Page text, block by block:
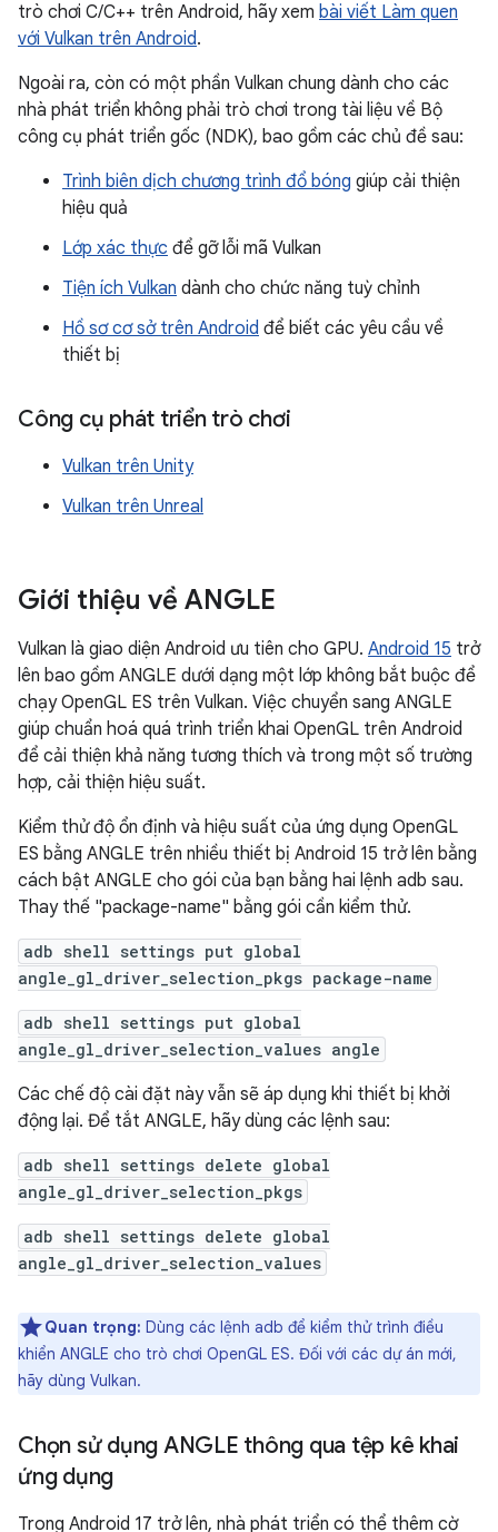
trò chơi C/C++ trên Android, hãy xem bài viết Làm quen
với Vulkan trên Android.
Ngoài ra, còn có một phần Vulkan chung dành cho các
nhà phát triển không phải trò chơi trong tài liệu về Bộ
công cụ phát triển gốc (NDK), bao gồm các chủ đề sau:
Trình biên dịch chương trình đổ bóng giúp cải thiện
hiệu quả
Lớp xác thực để gỡ lỗi mã Vulkan
Tiện ích Vulkan dành cho chức năng tuỳ chỉnh
Hồ sơ cơ sở trên Android để biết các yêu cầu về
thiết bị
Công cụ phát triển trò chơi
Vulkan trên Unity
Vulkan trên Unreal
Giới thiệu về ANGLE
Vulkan là giao diện Android ưu tiên cho GPU. Android 15 trở
lên bao gồm ANGLE dưới dạng một lớp không bắt buộc để
chạy OpenGL ES trên Vulkan. Việc chuyển sang ANGLE
giúp chuẩn hoá quá trình triển khai OpenGL trên Android
để cải thiện khả năng tương thích và trong một số trường
hợp, cải thiện hiệu suất.
Kiểm thử độ ổn định và hiệu suất của ứng dụng OpenGL
ES bằng ANGLE trên nhiều thiết bị Android 15 trở lên bằng
cách bật ANGLE cho gói của bạn bằng hai lệnh adb sau.
Thay thế "package-name" bằng gói cần kiểm thử.
adb shell settings put global
angle_gl_driver_selection_pkgs package-name
adb shell settings put global
angle_gl_driver_selection_values angle
Các chế độ cài đặt này vẫn sẽ áp dụng khi thiết bị khởi
động lại. Để tắt ANGLE, hãy dùng các lệnh sau:
adb shell settings delete global
angle_gl_driver_selection_pkgs
adb shell settings delete global
angle_gl_driver_selection_values
Quan trọng: Dùng các lệnh adb để kiểm thử trình điều
khiển ANGLE cho trò chơi OpenGL ES. Đối với các dự án mới,
hãy dùng Vulkan.
Chọn sử dụng ANGLE thông qua tệp kê khai
ứng dụng
Trong Android 17 trở lên, nhà phát triển có thể thêm cờ